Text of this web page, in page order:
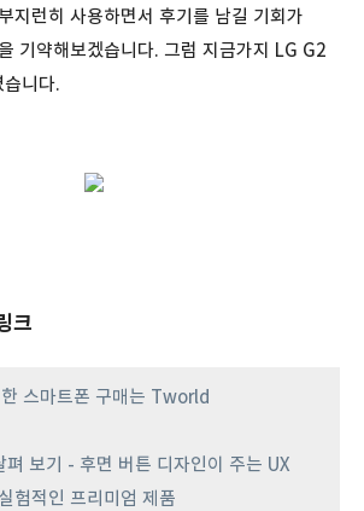
지런히 사용하면서 후기를 남길 기회가
기약해보겠습니다. 그럼 지금가지 LG G2
니다.
크
스마트폰 구매는 Tworld
보기 - 후면 버튼 디자인이 주는 UX
험적인 프리미엄 제품